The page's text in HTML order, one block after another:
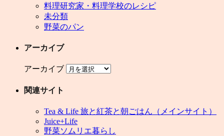
料理研究家・料理学校のレシピ
未分類
野菜のパン
アーカイブ
アーカイブ
関連サイト
Tea & Life 旅と紅茶と朝ごはん（メインサイト）
Juice+Life
野菜ソムリエ暮らし